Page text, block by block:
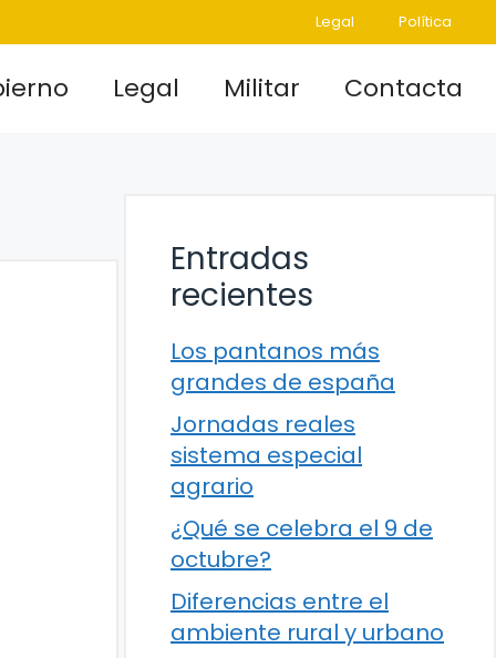
Legal Política
Legal Militar Contacta
Entradas
recientes
Los pantanos más
grandes de españa
Jornadas reales
sistema especial
agrario
¿Qué se celebra el 9 de
octubre?
Diferencias entre el
ambiente rural y urbano